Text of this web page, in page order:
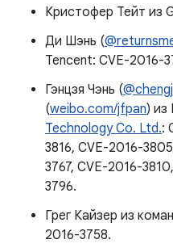
Кристофер Тейт из
Ди Шэнь (
Tencent: CVE-2016-
Гэнцзя Чэнь (
(weibo.com/jfpan) из
Technology Co. Ltd.:
3816, CVE-2016-
3767, CVE-2016-
3796.
Грег Кайзер из
2016-3758.